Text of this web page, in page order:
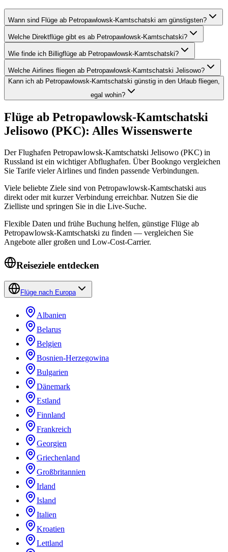
Wann sind Flüge ab Petropawlowsk-Kamtschatski am günstigsten?
Welche Direktflüge gibt es ab Petropawlowsk-Kamtschatski?
Wie finde ich Billigflüge ab Petropawlowsk-Kamtschatski?
Welche Airlines fliegen ab Petropawlowsk-Kamtschatski Jelisowo?
Kann ich ab Petropawlowsk-Kamtschatski günstig in den Urlaub fliegen,
egal wohin?
Flüge ab Petropawlowsk-Kamtschatski
Jelisowo (PKC): Alles Wissenswerte
Der Flughafen Petropawlowsk-Kamtschatski Jelisowo (PKC) in
Russland ist ein wichtiger Abflughafen. Über Bookngo vergleichen
Sie Tarife vieler Airlines und finden passende Verbindungen.
Viele beliebte Ziele sind von Petropawlowsk-Kamtschatski aus
direkt oder mit kurzer Verbindung erreichbar. Nutzen Sie die
Zielliste und springen Sie in die Live-Suche.
Flexible Daten und frühe Buchung helfen, günstige Flüge ab
Petropawlowsk-Kamtschatski zu finden — vergleichen Sie
Angebote aller großen und Low-Cost-Carrier.
Reiseziele entdecken
Flüge nach Europa
Albanien
Belarus
Belgien
Bosnien-Herzegowina
Bulgarien
Dänemark
Estland
Finnland
Frankreich
Georgien
Griechenland
Großbritannien
Irland
Island
Italien
Kroatien
Lettland